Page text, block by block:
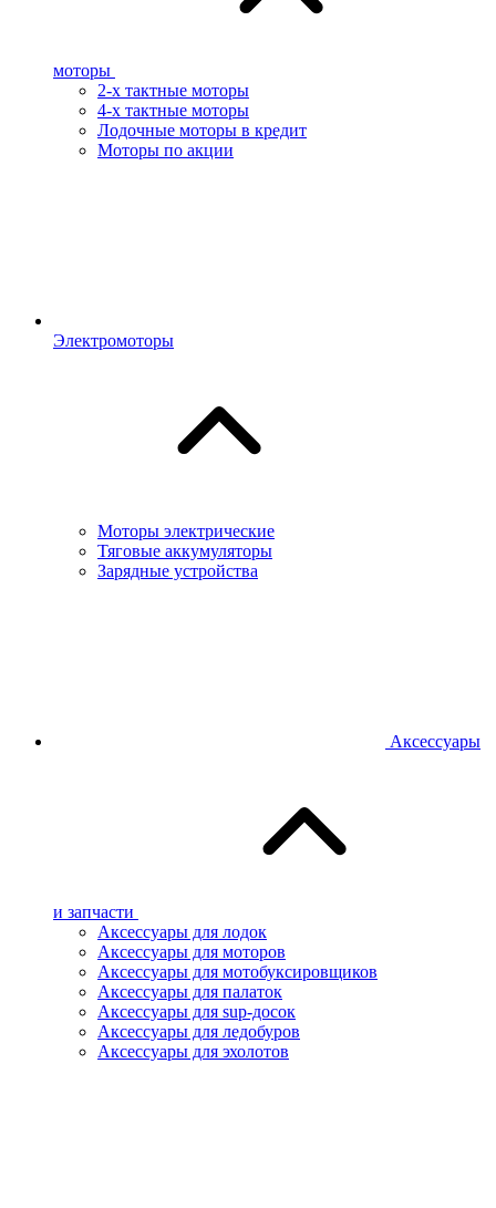
моторы
2-х тактные моторы
4-х тактные моторы
Лодочные моторы в кредит
Моторы по акции
Электромоторы
Моторы электрические
Тяговые аккумуляторы
Зарядные устройства
Аксессуары
и запчасти
Аксессуары для лодок
Аксессуары для моторов
Аксессуары для мотобуксировщиков
Аксессуары для палаток
Аксессуары для sup-досок
Аксессуары для ледобуров
Аксессуары для эхолотов